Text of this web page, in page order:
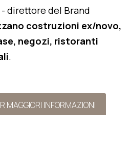
- direttore del Brand
costruzioni ex/novo,
negozi, ristoranti
.
MAGGIORI INFORMAZIONI